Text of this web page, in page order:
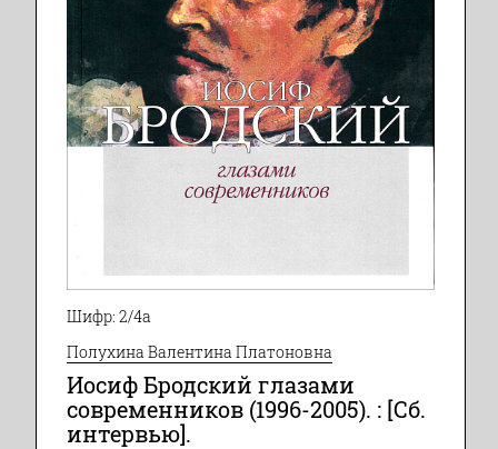
Шифр: 2/4а
Полухина Валентина Платоновна
Иосиф Бродский глазами
современников (1996-2005). : [Сб.
интервью].